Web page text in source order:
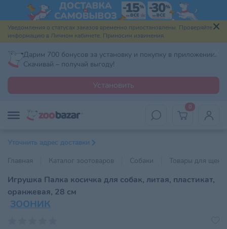
Уведомления о статусах заказов временно приостановлены. Проверяйте
информацию в Личном кабинете. Приносим извинения.
Дарим 700 бонусов за установку и покупку в приложении.
Скачивай – получай выгоду!
Установить
0
Уточнить адрес доставки
Главная
Каталог зоотоваров Собаки Товары для
Игрушка Палка косичка для собак, литая, пластикат,
оранжевая, 28 см
ЗООНИК